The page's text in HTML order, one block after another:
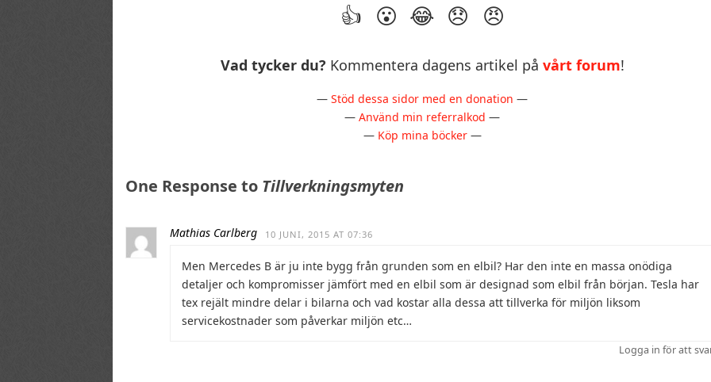
Vad tycker du? Kommentera dagens artikel på vårt forum!
— Stöd dessa sidor med en donation —
— Använd min referralkod —
— Köp mina böcker—
One Response to Tillverkningsmyten
Mathias Carlberg 10 JUNI, 2015 AT 07:36
Men Mercedes B är ju inte bygg från grunden som en elbil? Har den inte en massa onödiga
detaljer och kompromisser jämfört med en elbil som är designad som elbil från början. Tesla har
tex rejält mindre delar i bilarna och vad kostar alla dessa att tillverka för miljön liksom
servicekostnader som påverkar miljön etc…
Logga in för att